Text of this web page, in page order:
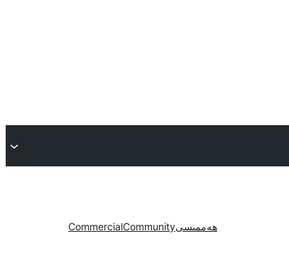
ھەممىسىCommunity
Commercial